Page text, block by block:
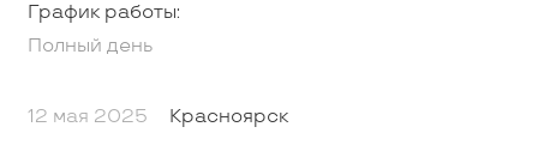
График работы:
Полный день
12 мая 2025 Красноярск